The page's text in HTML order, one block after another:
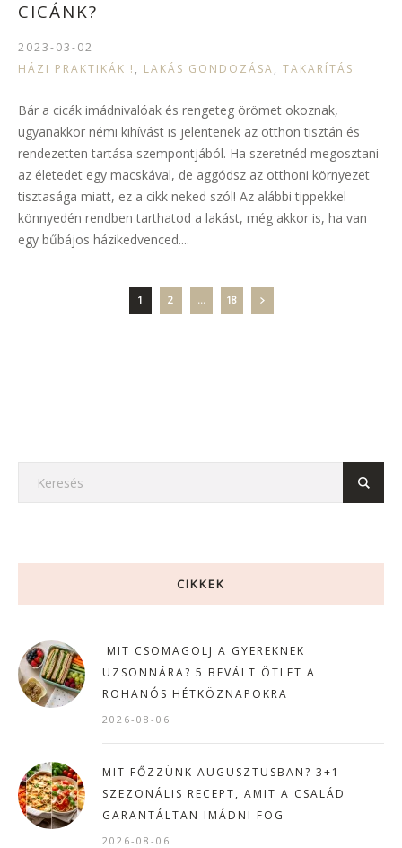
CICÁNK?
2023-03-02
HÁZI PRAKTIKÁK ! , LAKÁS GONDOZÁSA, TAKARÍTÁS
Bár a cicák imádnivalóak és rengeteg örömet okoznak,
ugyanakkor némi kihívást is jelentenek az otthon tisztán és
rendezetten tartása szempontjából. Ha szeretnéd megosztani
az életedet egy macskával, de aggódsz az otthoni környezet
tisztasága miatt, ez a cikk neked szól! Az alábbi tippekkel
könnyedén rendben tarthatod a lakást, még akkor is, ha van
egy bűbájos házikedvenced....
1 2 … 18
CIKKEK
MIT CSOMAGOLJ A GYEREKNEK
UZSONNÁRA? 5 BEVÁLT ÖTLET A
ROHANÓS HÉTKÖZNAPOKRA
2026-08-06
MIT FŐZZÜNK AUGUSZTUSBAN? 3+1
SZEZONÁLIS RECEPT, AMIT A CSALÁD
GARANTÁLTAN IMÁDNI FOG
2026-08-06